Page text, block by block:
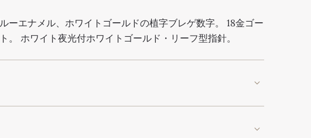
ーエナメル、ホワイトゴールドの植字ブレゲ数字。 18金ゴー
。 ホワイト夜光付ホワイトゴールド・リーフ型指針。